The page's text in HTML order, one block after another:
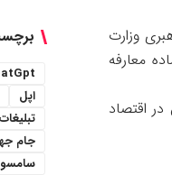
وزارت
معارفه
اقتصاد
اپل
تبلیغات
جام